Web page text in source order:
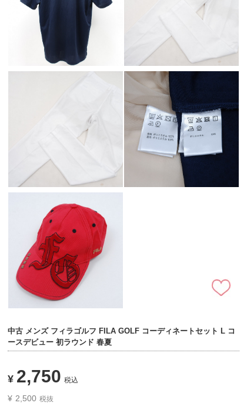
中古 メンズ フィラゴルフ FILA GOLF コーディネートセット L コ
ースデビュー 初ラウンド 春夏
¥ 2,750 税込
¥ 2,500 税抜